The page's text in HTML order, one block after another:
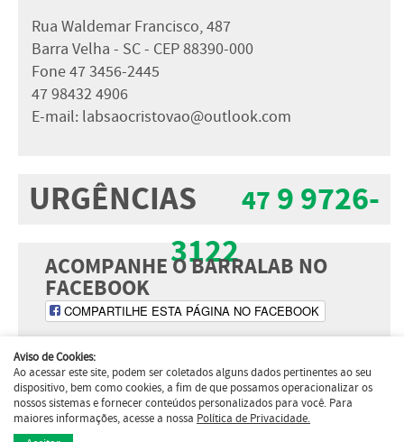
Rua Waldemar Francisco, 487
Barra Velha - SC - CEP 88390-000
Fone 47 3456-2445
47 98432 4906
E-mail: labsaocristovao@outlook.com
URGÊNCIAS 47 9 9726-
3122
ACOMPANHE O BARRALAB NO
FACEBOOK
COMPARTILHE ESTA PÁGINA NO FACEBOOK
Aviso de Cookies:
Ao acessar este site, podem ser coletados alguns dados pertinentes ao seu
dispositivo, bem como cookies, a fim de que possamos operacionalizar os
nossos sistemas e fornecer conteúdos personalizados para você. Para
maiores informações, acesse a nossa Política de Privacidade.
Voltar ao topo
Responsável Técnico: Paulo
Cesar Casagrande
Laboratório de Análises Clínicas
Casagrande Ltda